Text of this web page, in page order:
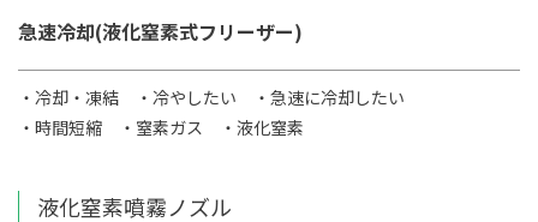
急速冷却(液化窒素式フリーザー)
・冷却・凍結 ・冷やしたい
・急速に冷却したい
・時間短縮
・窒素ガス ・液化窒素
液化窒素噴霧ノズル